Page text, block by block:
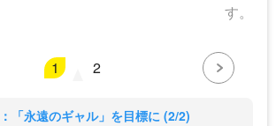
す。
1 2
「永遠のギャル」を目標に (2/2)